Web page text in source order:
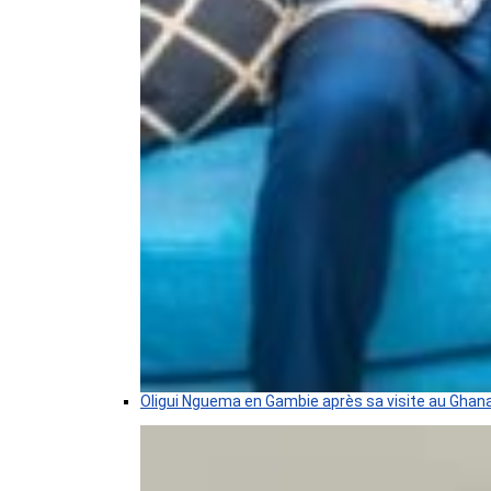
Oligui Nguema en Gambie après sa visite au